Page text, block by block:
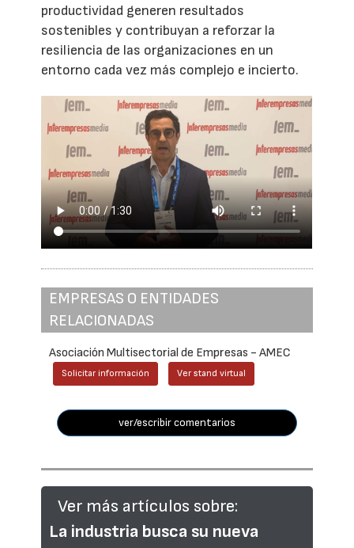
productividad generen resultados
sostenibles y contribuyan a reforzar la
resiliencia de las organizaciones en un
entorno cada vez más complejo e incierto.
EMPRESAS O ENTIDADES
RELACIONADAS
Asociación Multisectorial de Empresas - AMEC
Solicitar información Ver stand virtual
ver/escribir comentarios
Ver más artículos sobre:
La industria busca su nueva